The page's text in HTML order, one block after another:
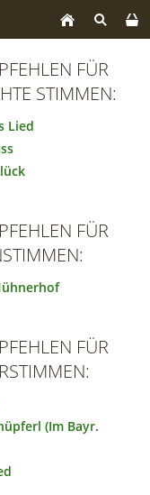
FÜR
STIMMEN:
Lied
FÜR
FÜR
(Im Bayr.